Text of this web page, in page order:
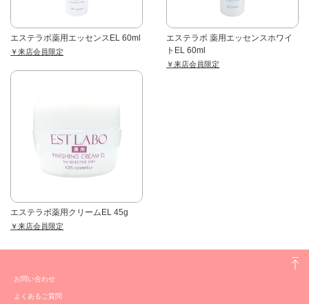
エステラボ薬用エッセンスEL 60ml
￥来店会員限定
エステラボ 薬用エッセンスホワイ
トEL 60ml
￥来店会員限定
エステラボ薬用クリームEL 45g
￥来店会員限定
お問い合わせ
よくあるご質問